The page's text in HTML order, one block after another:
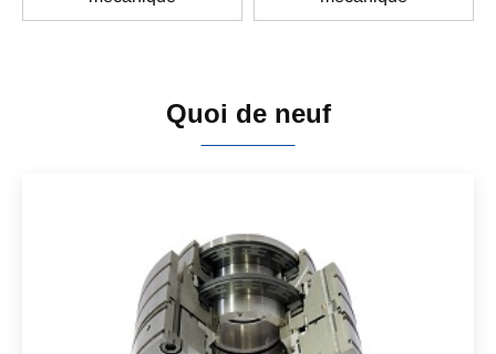
Quoi de neuf